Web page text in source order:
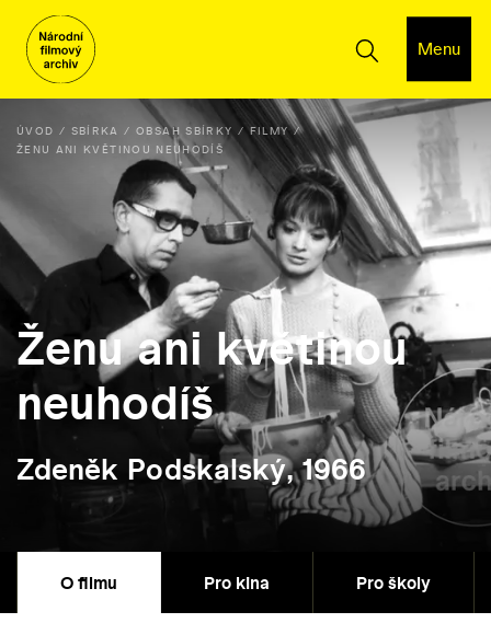
Menu
ÚVOD SBÍRKA OBSAH SBÍRKY
FILMY
ŽENU ANI KVĚTINOU NEUHODÍŠ
Ženu ani květinou
neuhodíš
Zdeněk Podskalský, 1966
O filmu Pro kina Pro školy